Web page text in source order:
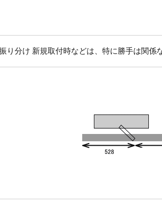
り分け 新規取付時などは、特に勝手は関係